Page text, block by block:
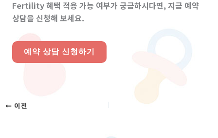
Fertility 혜택 적용 가능 여부가 궁금하시다면, 지금 예약
상담을 신청해 보세요.
예약 상담 신청하기
이전